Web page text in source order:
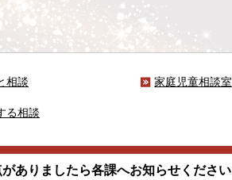
相談 家庭児童相談室
る相談
ありましたら各課へお知らせください